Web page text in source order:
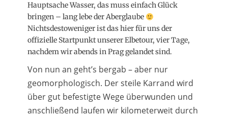
Hauptsache Wasser, das muss einfach Glück
bringen – lang lebe der Aberglaube
Nichtsdestoweniger ist das hier für uns der
offizielle Startpunkt unserer Elbetour, vier Tage,
nachdem wir abends in Prag gelandet sind.
Von nun an geht’s bergab – aber nur
geomorphologisch. Der steile Karrand wird
über gut befestigte Wege überwunden und
anschließend laufen wir kilometerweit durch